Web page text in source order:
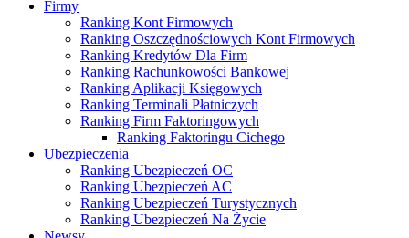
Firmy
Ranking Kont Firmowych
Ranking Oszczędnościowych Kont Firmowych
Ranking Kredytów Dla Firm
Ranking Rachunkowości Bankowej
Ranking Aplikacji Księgowych
Ranking Terminali Płatniczych
Ranking Firm Faktoringowych
Ranking Faktoringu Cichego
Ubezpieczenia
Ranking Ubezpieczeń OC
Ranking Ubezpieczeń AC
Ranking Ubezpieczeń Turystycznych
Ranking Ubezpieczeń Na Życie